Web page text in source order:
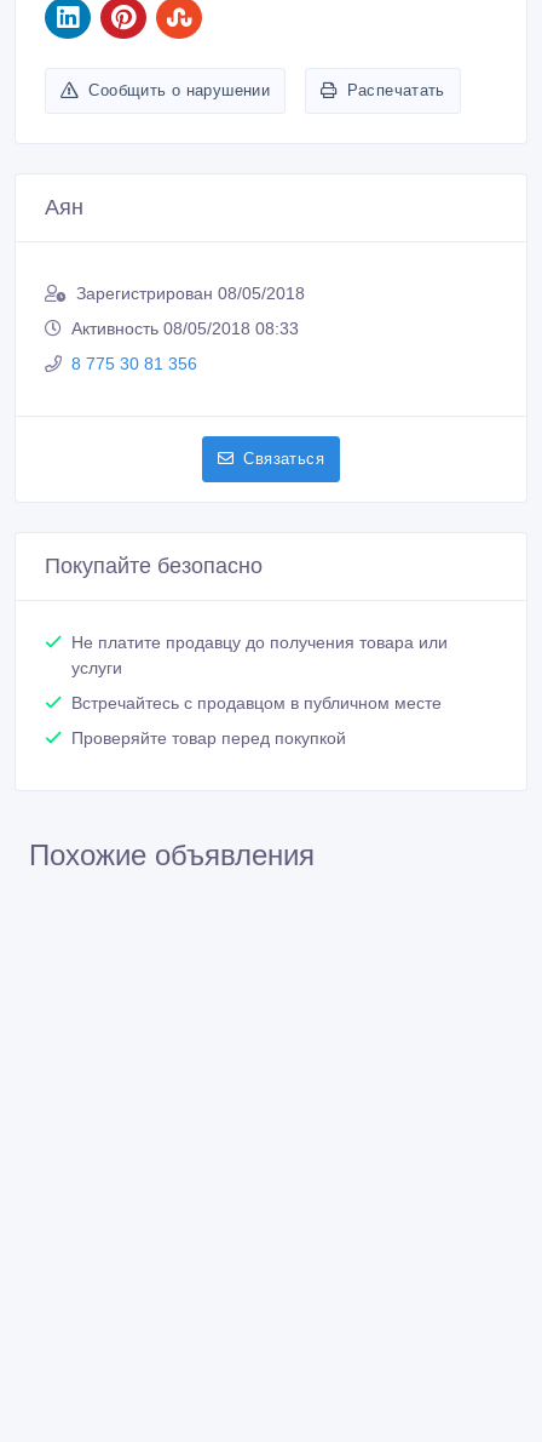
Сообщить о нарушении Распечатать
Аян
Зарегистрирован 08/05/2018
Активность 08/05/2018 08:33
8 775 30 81 356
Связаться
Покупайте безопасно
Не платите продавцу до получения товара или
услуги
Встречайтесь с продавцом в публичном месте
Проверяйте товар перед покупкой
Похожие объявления